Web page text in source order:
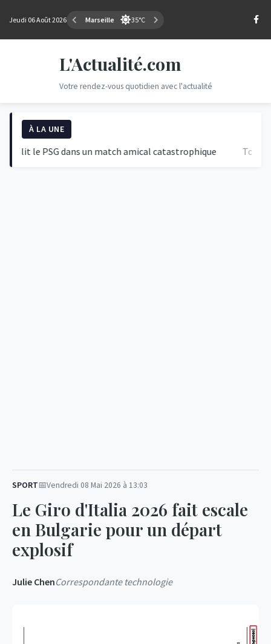
Jeudi 06 Août 2026 Marseille 35°C
L'Actualité.com
Votre rendez-vous quotidien avec l'actualité
À LA UNE
le PSG dans un match amical catastrophique Tour de
SPORT Vendredi 08 Mai 2026 à 13:03
Le Giro d'Italia 2026 fait escale
en Bulgarie pour un départ
explosif
Julie ChenCorrespondante technologie